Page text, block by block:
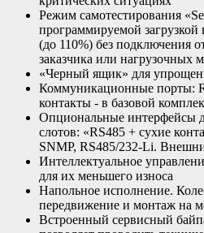
Режим самотестирования
программируемой
(до 110%) без подключения
заказчика или нагрузочных
«Черный ящик» для
Коммуникационные порты:
контакты - в базовой
Опциональные интерфейсы
слотов: «RS485 + сухие
SNMP, RS485/232-Li.
Интеллектуальное
для их меньшего износа
Напольное исполнение.
передвижение и монтаж на
Встроенный сервисный